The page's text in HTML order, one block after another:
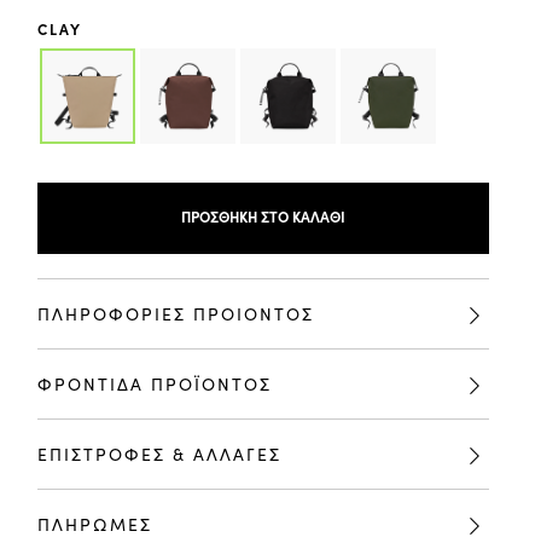
CLAY
ΠΡΟΣΘΉΚΗ ΣΤΟ ΚΑΛΆΘΙ
ΠΛΗΡΟΦΟΡΙΕΣ ΠΡΟΙΟΝΤΟΣ
ΦΡΟΝΤΙΔΑ ΠΡΟΪΟΝΤΟΣ
ΕΠΙΣΤΡΟΦΕΣ & ΑΛΛΑΓΕΣ
ΠΛΗΡΩΜΕΣ